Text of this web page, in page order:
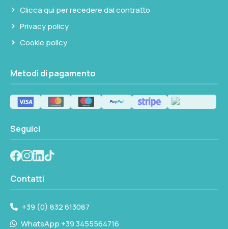
Clicca qui per recedere dal contratto
Privacy policy
Cookie policy
Metodi di pagamento
Seguici
Contatti
+39 (0) 832 613087
WhatsApp +39 3455564716